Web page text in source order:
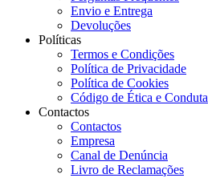
Envio e Entrega
Devoluções
Políticas
Termos e Condições
Política de Privacidade
Política de Cookies
Código de Ética e Conduta
Contactos
Contactos
Empresa
Canal de Denúncia
Livro de Reclamações